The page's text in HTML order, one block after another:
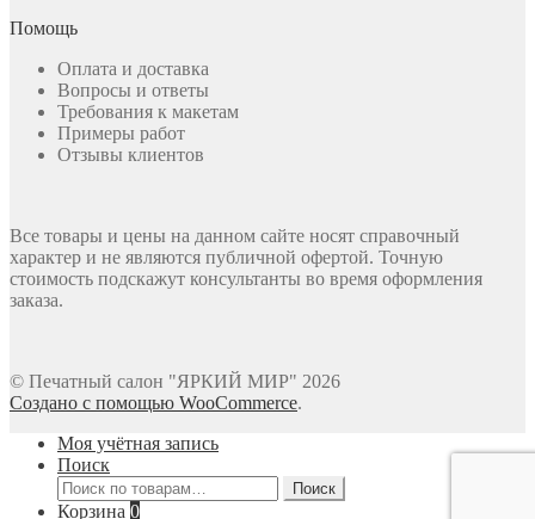
Помощь
Оплата и доставка
Вопросы и ответы
Требования к макетам
Примеры работ
Отзывы клиентов
Все товары и цены на данном сайте носят справочный
характер и не являются публичной офертой. Точную
стоимость подскажут консультанты во время оформления
заказа.
© Печатный салон "ЯРКИЙ МИР" 2026
Создано с помощью WooCommerce.
Моя учётная запись
Поиск
Искать:
Поиск
Корзина 0